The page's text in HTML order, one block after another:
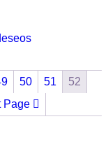
50 51
52
Page